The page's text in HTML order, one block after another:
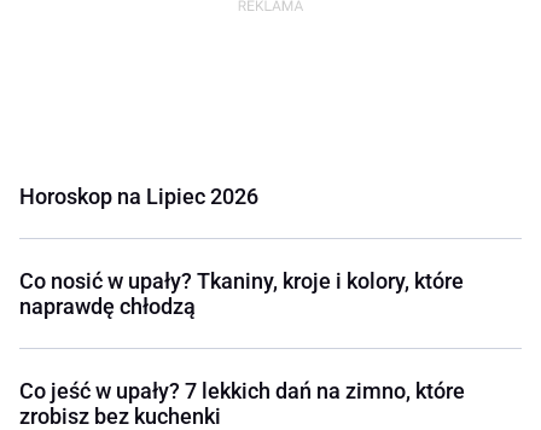
Horoskop na Lipiec 2026
Co nosić w upały? Tkaniny, kroje i kolory, które
naprawdę chłodzą
Co jeść w upały? 7 lekkich dań na zimno, które
zrobisz bez kuchenki